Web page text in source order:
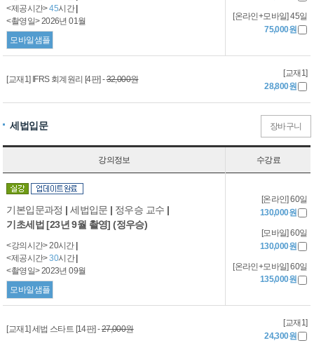
<제공시간>45시간
<촬영일> 2026년 01월
모바일샘플
[온라인+모바일] 45일
75,000원
[교재1] IFRS 회계원리 [4판] -32,000원
[교재1]
28,800원
세법입문 장바구니
강의정보 수강료
기본입문과정 | 세법입문 | 정우승 교수 |
기초세법 [23년 9월 촬영] (정우승)
<강의시간> 20시간
<제공시간>30시간
<촬영일> 2023년 09월
모바일샘플
[온라인] 60일
130,000원
[모바일] 60일
130,000원
[온라인+모바일] 60일
135,000원
[교재1] 세법 스타트 [14판] -27,000원
[교재1]
24,300원